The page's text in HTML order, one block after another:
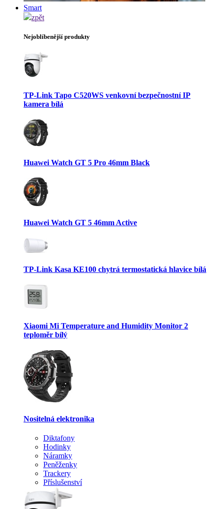
Smart
zpět
Nejoblíbenější produkty
TP-Link Tapo C520WS venkovní bezpečnostní IP
kamera bílá
Huawei Watch GT 5 Pro 46mm Black
Huawei Watch GT 5 46mm Active
TP-Link Kasa KE100 chytrá termostatická hlavice bílá
Xiaomi Mi Temperature and Humidity Monitor 2
teploměr bílý
Nositelná elektronika
Diktafony
Hodinky
Náramky
Peněženky
Trackery
Příslušenství